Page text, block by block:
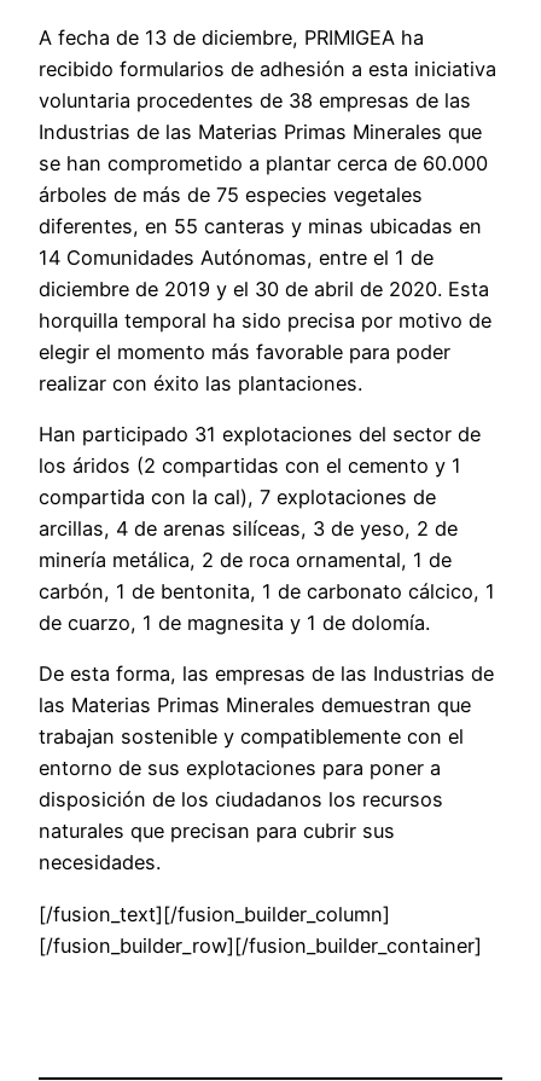
A fecha de 13 de diciembre, PRIMIGEA ha
recibido formularios de adhesión a esta iniciativa
voluntaria procedentes de 38 empresas de las
Industrias de las Materias Primas Minerales que
se han comprometido a plantar cerca de 60.000
árboles de más de 75 especies vegetales
diferentes, en 55 canteras y minas ubicadas en
14 Comunidades Autónomas, entre el 1 de
diciembre de 2019 y el 30 de abril de 2020. Esta
horquilla temporal ha sido precisa por motivo de
elegir el momento más favorable para poder
realizar con éxito las plantaciones.
Han participado 31 explotaciones del sector de
los áridos (2 compartidas con el cemento y 1
compartida con la cal), 7 explotaciones de
arcillas, 4 de arenas silíceas, 3 de yeso, 2 de
minería metálica, 2 de roca ornamental, 1 de
carbón, 1 de bentonita, 1 de carbonato cálcico, 1
de cuarzo, 1 de magnesita y 1 de dolomía.
De esta forma, las empresas de las Industrias de
las Materias Primas Minerales demuestran que
trabajan sostenible y compatiblemente con el
entorno de sus explotaciones para poner a
disposición de los ciudadanos los recursos
naturales que precisan para cubrir sus
necesidades.
[/fusion_text][/fusion_builder_column]
[/fusion_builder_row][/fusion_builder_container]